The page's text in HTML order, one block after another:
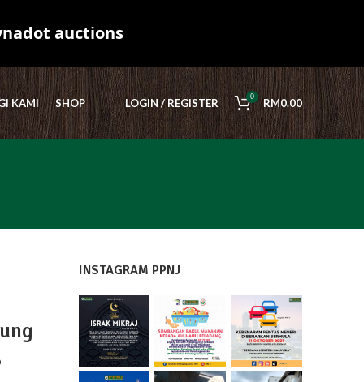
KAMI SHOP LOGIN / REGISTER 0 RM0.00
INSTAGRAM PPNJ
auctions